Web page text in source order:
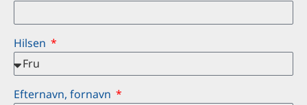
Hilsen
Efternavn, fornavn